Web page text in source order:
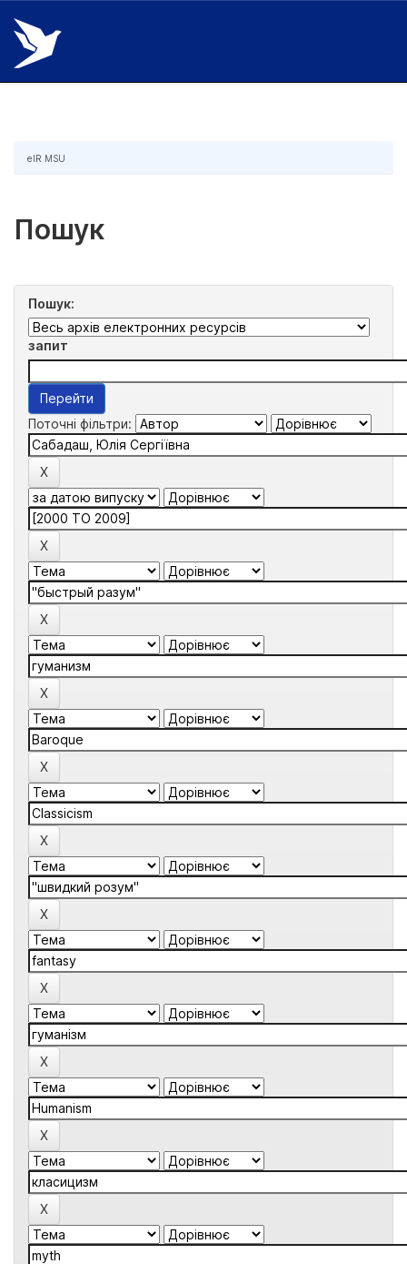
Skip
navigation
eIR MSU
Пошук
Пошук:
запит
Поточні фільтри: